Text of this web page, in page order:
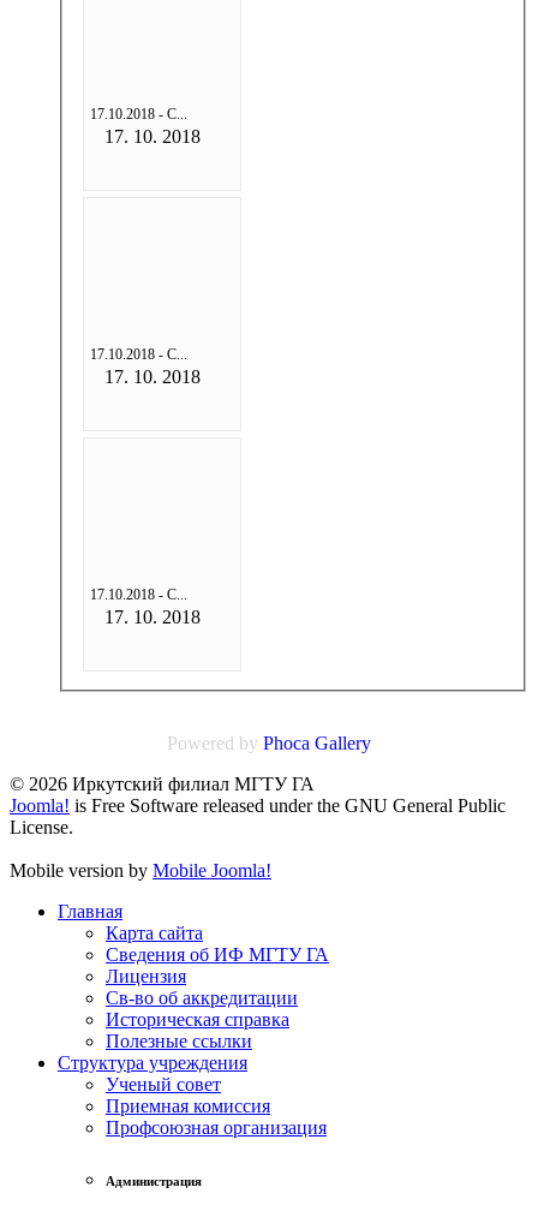
17.10.2018 - С...
17. 10. 2018
17.10.2018 - С...
17. 10. 2018
17.10.2018 - С...
17. 10. 2018
Powered by Phoca Gallery
© 2026 Иркутский филиал МГТУ ГА
Joomla! is Free Software released under the GNU General Public
License.
Mobile version by Mobile Joomla!
Главная
Карта сайта
Сведения об ИФ МГТУ ГА
Лицензия
Св-во об аккредитации
Историческая справка
Полезные ссылки
Структура учреждения
Ученый совет
Приемная комиссия
Профсоюзная организация
Администрация